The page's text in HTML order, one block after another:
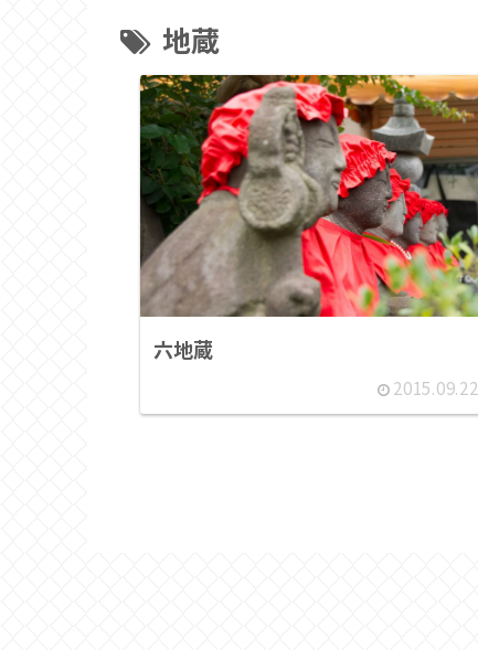
地蔵
六地蔵
2015.09.22